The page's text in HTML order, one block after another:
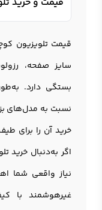
قیمت تلویزیون
سایز صفحه،
بستگی دارد.
نسبت به مدل‌های
خرید آن را برای
اگر به‌دنبال خرید
نیاز واقعی شما
غیرهوشمند با